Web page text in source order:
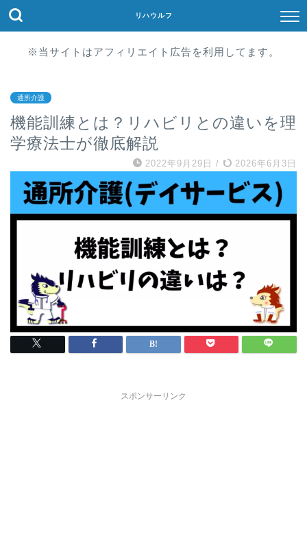
リハウルフ
※当サイトはアフィリエイト広告を利用してます。
通所介護
機能訓練とは？リハビリとの違いを理
学療法士が徹底解説
2022年9月29日 / 2026年6月3日
スポンサーリンク